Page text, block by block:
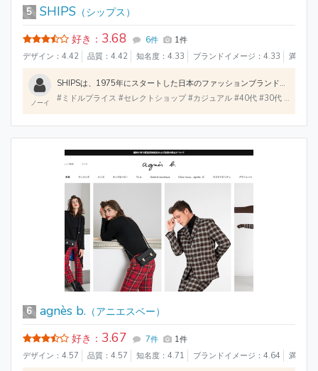
5 SHIPS（シップス）
好き： 3.68 6件
1件
デザイン：4.42
品質：4.42 知名度：4.33 ブランドイメージ：4.33 満足度
ノーイ
SHIPSは、1975年にスタートした日本のファッションブランドでメンズ、レディースともに展開されています。セレクトショップの顔も持ち、感度の高いアイテムを多数取り扱っています。このブランドの魅力は、主張しすぎないトレンド感のある服にあります。シンプルで大人しめのアイテムが多いですが、決して古臭くなく洗練されていて、どんな方にも好感を持ってもらえやすい主張しすぎないけどおしゃれなアイテムはセレクト
#ミドルプライス #セレクトショップ #カジュアル #40代 #30代
#20代
6 agnès b. （アニエスベー）
好き： 3.67 7件
1件
デザイン：4.57
品質：4.57 知名度：4.71 ブランドイメージ：4.64 満足度